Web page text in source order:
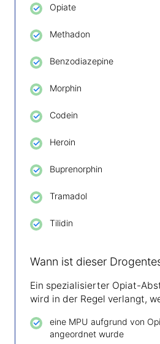
Opiate
Methadon
Benzodiazepine
Morphin
Codein
Heroin
Buprenorphin
Tramadol
Tilidin
Wann ist dieser
Ein spezialisierter Opiat-
wird in der Regel verlangt,
eine MPU aufgrund von
angeordnet wurde